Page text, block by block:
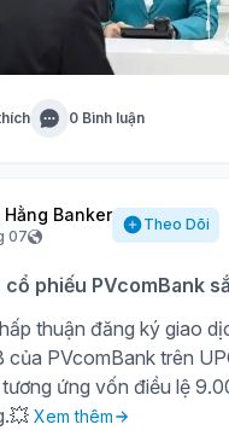
0 Bình luận
Banker
07
Theo Dõi
phiếu PVcomBank
thuận đăng ký giao
của PVcomBank trên
ứng vốn điều lệ
Xem thêm